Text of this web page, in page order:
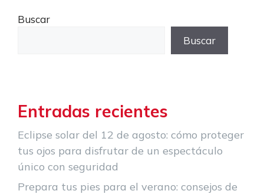
Buscar
Buscar
Entradas recientes
Eclipse solar del 12 de agosto: cómo proteger
tus ojos para disfrutar de un espectáculo
único con seguridad
Prepara tus pies para el verano: consejos de